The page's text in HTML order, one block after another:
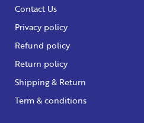
Contact Us
Privacy policy
Refund policy
Return policy
Shipping & Return
Term & conditions